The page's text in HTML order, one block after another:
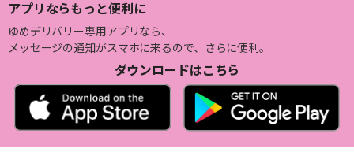
アプリならもっと便利に
ゆめデリバリー専用アプリなら、
メッセージの通知がスマホに来るので、さらに便利。
ダウンロードはこちら